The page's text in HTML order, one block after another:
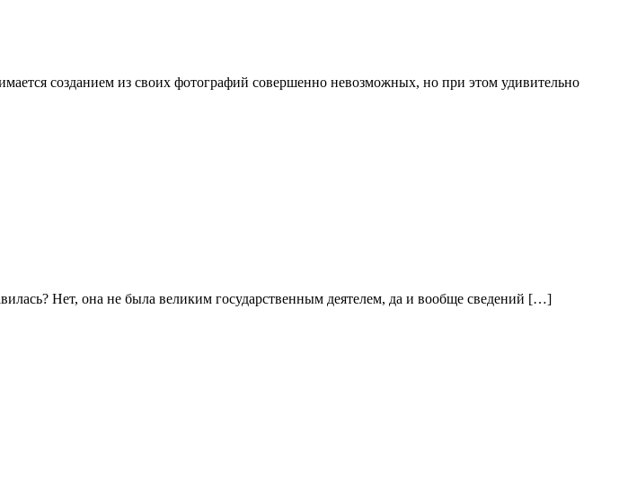
созданием из своих фотографий совершенно невозможных, но при этом удивительно
Нет, она не была великим государственным деятелем, да и вообще сведений […]